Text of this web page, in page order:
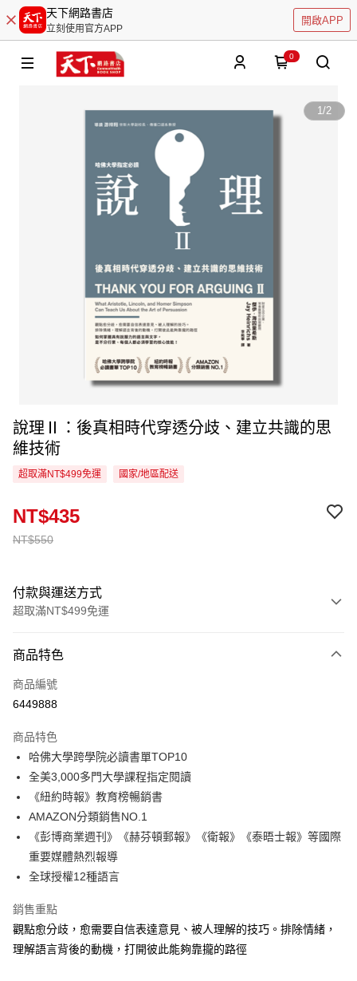
天下網路書店
立刻使用官方APP
開啟APP
0
1/2
說理Ⅱ：後真相時代穿透分歧、建立共識的思
維技術
超取滿NT$499免運 國家/地區配送
NT$550
NT$435
付款與運送方式
超取滿NT$499免運
信用卡一次付款
超商取貨付款
Apple Pay
街口支付
悠遊付
ATM付款
運送方式
全家取貨付款
每筆NT$50，滿NT$499(含以上)免運費
付款後全家取貨
商品特色
商品編號
6449888
商品特色
哈佛大學跨學院必讀書單TOP10
全美3,000多門大學課程指定閱讀
《紐約時報》教育榜暢銷書
AMAZON分類銷售NO.1
《彭博商業週刊》《赫芬頓郵報》《衛報》《泰晤士報》等國際
重要媒體熱烈報導
全球授權12種語言
銷售重點
觀點愈分歧，愈需要自信表達意見、被人理解的技巧。排除情緒，
理解語言背後的動機，打開彼此能夠靠攏的路徑